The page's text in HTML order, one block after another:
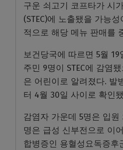
구운 쇠고기 코프타가 시
(STEC)에 노출됐을 가능
적으로 해당 메뉴 판매를
보건당국에 따르면 5월
주민 9명이 STEC에 감염
은 어린이로 알려졌다. 발
터 4월 30일 사이로 확인
감염자 가운데 5명은 입원
명은 급성 신부전으로 이
합병증인 용혈성요독증후